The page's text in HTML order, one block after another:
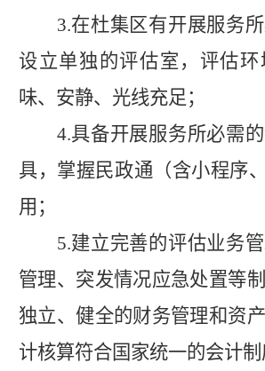
3.在杜集区有开展服务所
设立单独的评估室，评估
味、安静、光线充足；
4.具备开展服务所必需
具，掌握民政通（含小程序、
用；
5.建立完善的评估业务
管理、突发情况应急处置等
独立、健全的财务管理和资
计核算符合国家统一的会计制